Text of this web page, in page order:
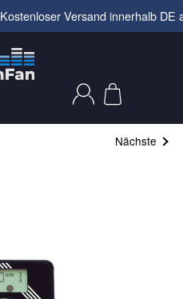
Kostenloser Versand innerhalb DE
Nächste